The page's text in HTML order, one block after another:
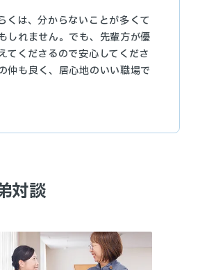
くは、分からないことが多くて
しれません。でも、先輩方が優
てくださるので安心してくださ
仲も良く、居心地のいい職場で
対談